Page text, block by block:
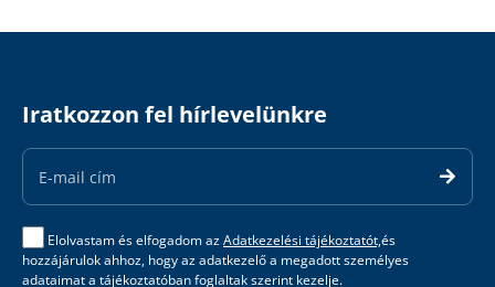
Iratkozzon fel hírlevelünkre
Email
Address
Elolvastam és elfogadom azAdatkezelési tájékoztatót,és
hozzájárulok ahhoz, hogy az adatkezelő a megadott személyes
adataimat a tájékoztatóban foglaltak szerint kezelje.